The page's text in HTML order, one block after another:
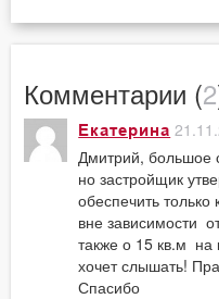
Комментарии (2
Екатерина
Дмитрий, большое
но застройщик
обеспечить только
вне зависимости
также о 15 кв.м на
хочет слышать!
Спасибо